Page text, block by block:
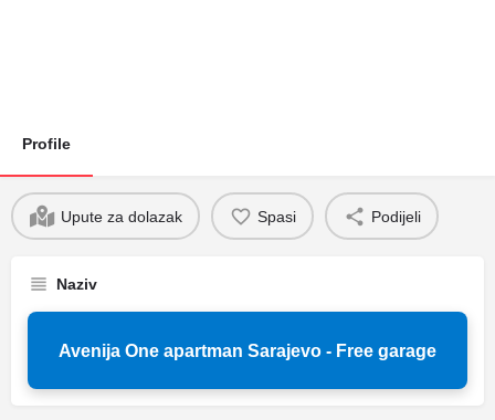
Profile
Upute za dolazak Spasi Podijeli
Naziv
Avenija One apartman Sarajevo - Free garage